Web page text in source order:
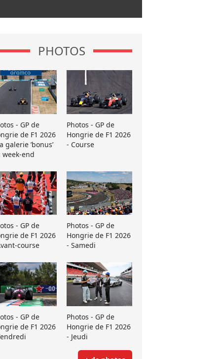
PHOTOS
- GP de
de F1 2026
galerie ’bonus’
week-end
Photos - GP de
Hongrie de F1 2026
- Course
- GP de
de F1 2026
course
Photos - GP de
Hongrie de F1 2026
- Samedi
- GP de
de F1 2026
Photos - GP de
Hongrie de F1 2026
- Jeudi